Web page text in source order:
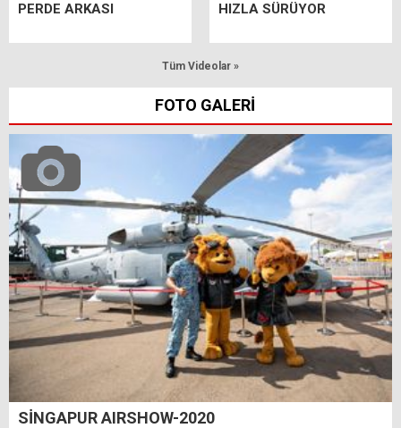
PERDE ARKASI
HIZLA SÜRÜYOR
Tüm Videolar »
FOTO GALERİ
SİNGAPUR AIRSHOW-2020